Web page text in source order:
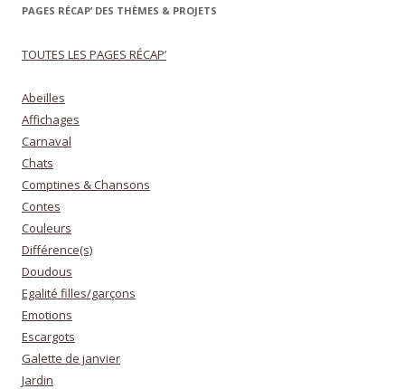
PAGES RÉCAP’ DES THÈMES & PROJETS
TOUTES LES PAGES RÉCAP’
Abeilles
Affichages
Carnaval
Chats
Comptines & Chansons
Contes
Couleurs
Différence(s)
Doudous
Egalité filles/garçons
Emotions
Escargots
Galette de janvier
Jardin